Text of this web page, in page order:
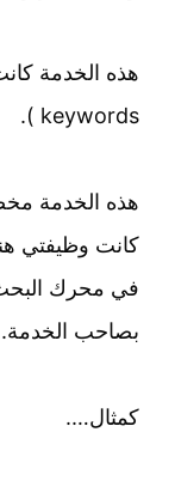
هذه الخدمة كانت
keywords ).
هذه الخدمة
كانت وظيفتي
في محرك البحث
بصاحب الخدمة.
كمثال….